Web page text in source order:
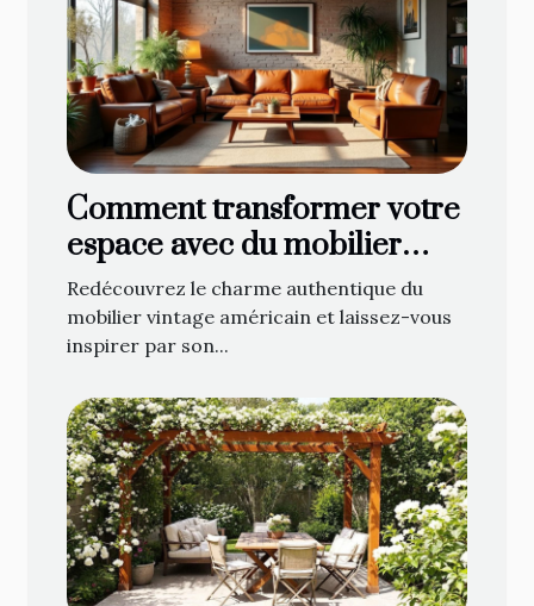
Comment transformer votre
espace avec du mobilier
vintage américain ?
Redécouvrez le charme authentique du
mobilier vintage américain et laissez-vous
inspirer par son...